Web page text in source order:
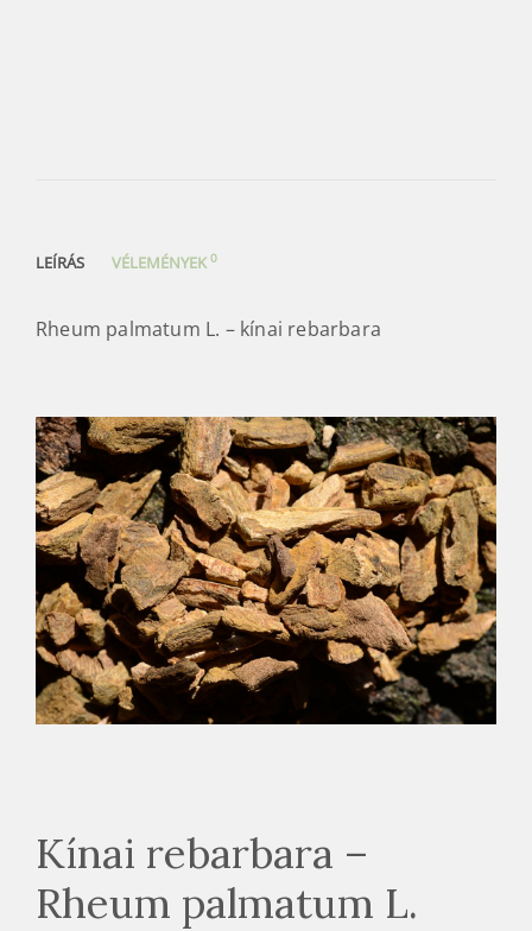
LEÍRÁS VÉLEMÉNYEK0
Rheum palmatum L. – kínai rebarbara
Kínai rebarbara –
Rheum palmatum L.